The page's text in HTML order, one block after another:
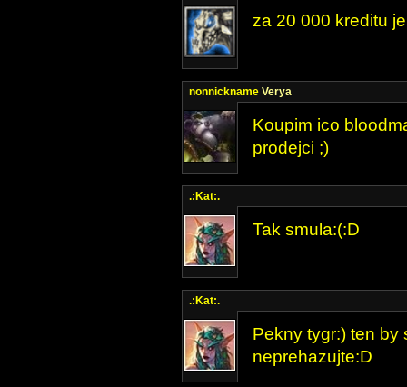
za 20 000 kreditu
nonnickname Verya
Koupim ico
prodejci ;)
.:Kat:.
Tak smula:(:D
.:Kat:.
Pekny tygr:) ten by
neprehazujte:D